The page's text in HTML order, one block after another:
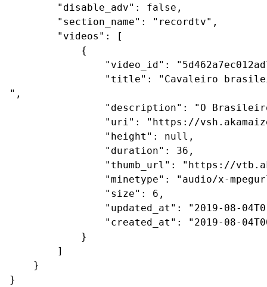
        "disable_adv": false,
        "section_name": "recordtv",
        "videos": [
            {
"video_id":
"title": "Cavaleiro
",
"description": "O
"uri": "https://
                "height": null,
                "duration": 36,
"thumb_url": "https://
"minetype": "audio/x-
                "size": 6,
"updated_at": "2019-08-
"created_at": "2019-08-
            }
        ]
    }
}